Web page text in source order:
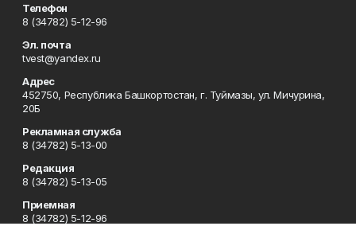
Телефон
8 (34782) 5-12-96
Эл. почта
tvest@yandex.ru
Адрес
452750, Республика Башкортостан, г. Туймазы, ул. Мичурина,
20Б
Рекламная служба
8 (34782) 5-13-00
Редакция
8 (34782) 5-13-05
Приемная
8 (34782) 5-12-96